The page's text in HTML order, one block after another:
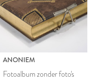
ANONIEM
Fotoalbum zonder foto's